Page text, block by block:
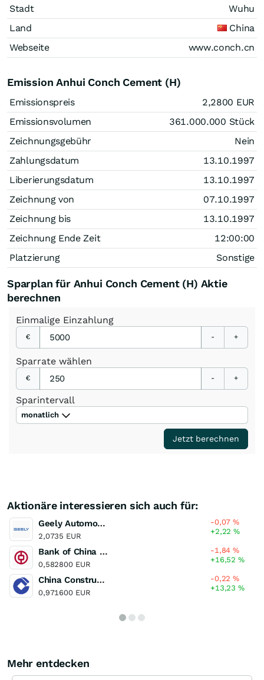
Stadt
Wuhu
Land
China
Webseite
www.conch.cn
Emission Anhui Conch Cement (H)
Emissionspreis 2,2800 EUR
Emissionsvolumen
361.000.000 Stück
Zeichnungsgebühr
Nein
Zahlungsdatum
13.10.1997
Liberierungsdatum
13.10.1997
Zeichnung von
07.10.1997
Zeichnung bis
13.10.1997
Zeichnung Ende Zeit
12:00:00
Platzierung
Sonstige
Sparplan für Anhui Conch Cement (H) Aktie
berechnen
Einmalige Einzahlung
€ - +
Sparrate wählen
€ - +
Sparintervall
monatlich
Jetzt berechnen
Aktionäre interessieren sich auch für:
Geely Automobile Holdings
2,0735 EUR
-0,07%
+2,22%
Bank of China (H)
0,582800 EUR
-1,84%
+16,52%
China Construction Bank (H)
0,971600 EUR
-0,22%
+13,23%
Mehr entdecken